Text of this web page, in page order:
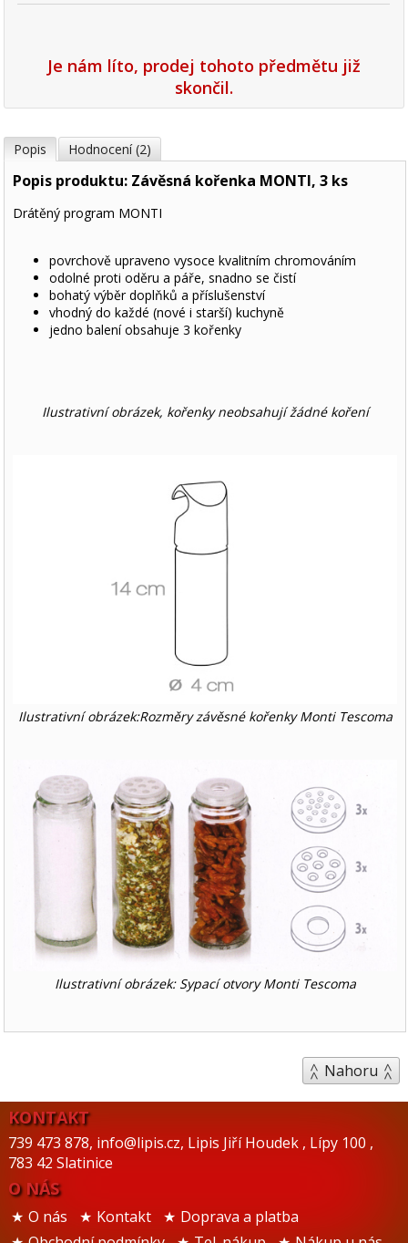
Je nám líto, prodej tohoto předmětu již
skončil.
Popis Hodnocení (2)
Popis produktu: Závěsná kořenka MONTI, 3 ks
Drátěný program MONTI
povrchově upraveno vysoce kvalitním chromováním
odolné proti oděru a páře, snadno se čistí
bohatý výběr doplňků a příslušenství
vhodný do každé (nové i starší) kuchyně
jedno balení obsahuje 3 kořenky
Ilustrativní obrázek, kořenky neobsahují žádné koření
Ilustrativní obrázek:Rozměry závěsné kořenky Monti Tescoma
Ilustrativní obrázek: Sypací otvory Monti Tescoma
Nahoru
KONTAKT
739 473 878, info@lipis.cz, Lipis Jiří Houdek , Lípy 100 ,
783 42 Slatinice
O NÁS
O nás Kontakt
Doprava a platba